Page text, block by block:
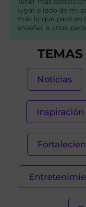
lugar a lado de mi
más lo que pasó en
enseñar a otras
Noticias
Inspiración